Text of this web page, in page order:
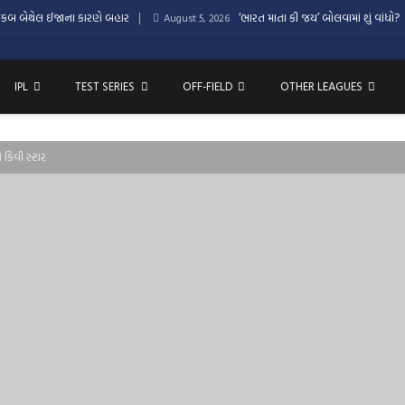
બેથેલ ઈજાના કારણે બહાર August 5, 2026 ‘ભારત માતા કી જય’ બોલવામાં શું વાંધો?
IPL TEST SERIES OFF-FIELD OTHER LEAGUES
સ્ટાર